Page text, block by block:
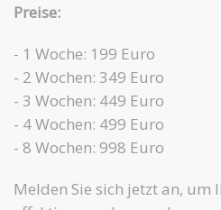
Preise:
- 1 Woche: 199 Euro
- 2 Wochen: 349 Euro
- 3 Wochen: 449 Euro
- 4 Wochen: 499 Euro
- 8 Wochen: 998 Euro
Melden Sie sich jetzt an, um